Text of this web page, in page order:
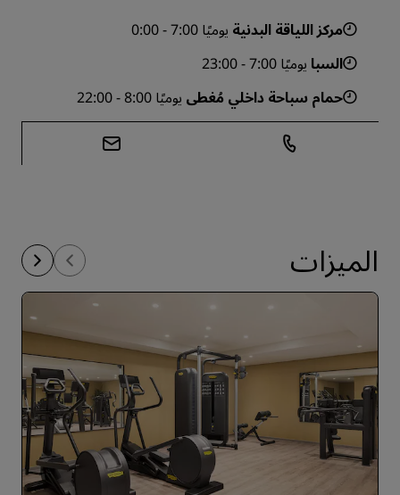
مركز اللياقة البدنية يوميًا 7:00 - 0:00
السبا يوميًا 7:00 - 23:00
حمام سباحة داخلي مُغطى يوميًا 8:00 - 22:00
الميزات